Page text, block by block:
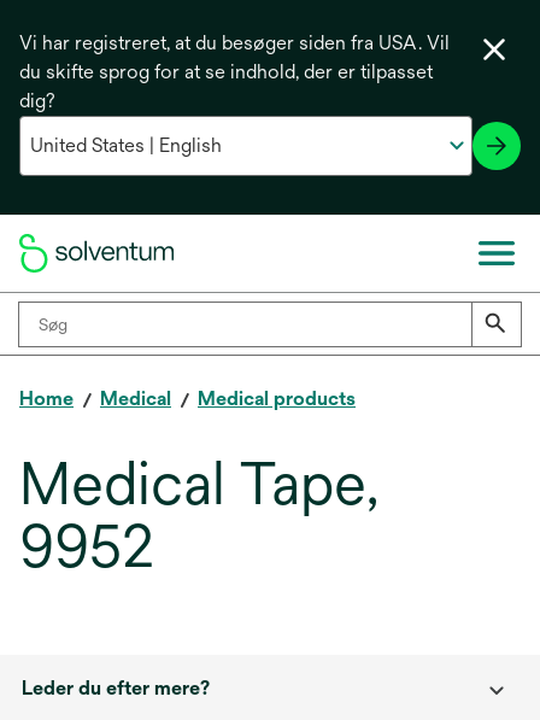
Vi har registreret, at du besøger siden fra USA. Vil
du skifte sprog for at se indhold, der er tilpasset
dig?
Home Medical Medical products
Medical Tape,
9952
Leder du efter mere?